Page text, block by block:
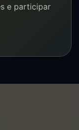
e participar